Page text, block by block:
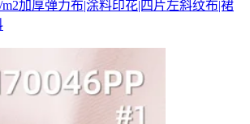
加厚弹力布|涂料印花|四片左斜纹布|裙